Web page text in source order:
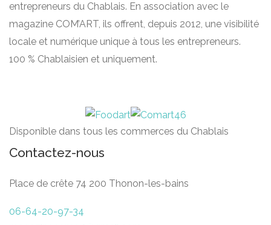
entrepreneurs du Chablais. En association avec le
magazine COM’ART, ils offrent, depuis 2012, une visibilité
locale et numérique unique à tous les entrepreneurs.
100 % Chablaisien et uniquement.
Disponible dans tous les commerces du Chablais
Contactez-nous
Place de crête 74 200 Thonon-les-bains
06-64-20-97-34